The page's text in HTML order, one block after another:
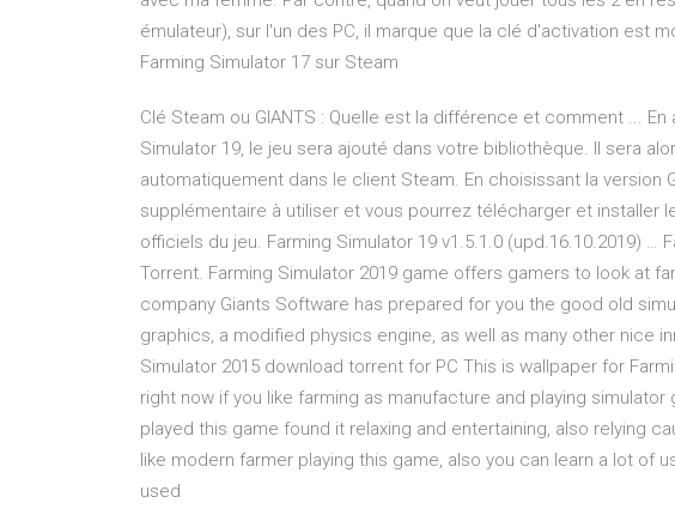
émulateur), sur l'un des PC, il marque que la clé d'activation est
Farming Simulator 17 sur Steam
Clé Steam ou GIANTS : Quelle est la différence et comment ...
Simulator 19, le jeu sera ajouté dans votre bibliothèque. Il sera
automatiquement dans le client Steam. En choisissant la version
supplémentaire à utiliser et vous pourrez télécharger et installer
officiels du jeu. Farming Simulator 19 v1.5.1.0 (upd.16.10.2019) …
Torrent. Farming Simulator 2019 game offers gamers to look at
company Giants Software has prepared for you the good old
graphics, a modified physics engine, as well as many other nice
Simulator 2015 download torrent for PC This is wallpaper for
right now if you like farming as manufacture and playing
played this game found it relaxing and entertaining, also relying
like modern farmer playing this game, also you can learn a lot of
used